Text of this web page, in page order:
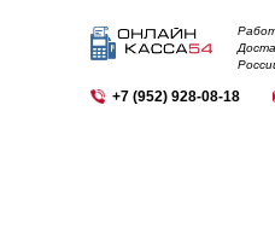
+7 (952) 928-08-18